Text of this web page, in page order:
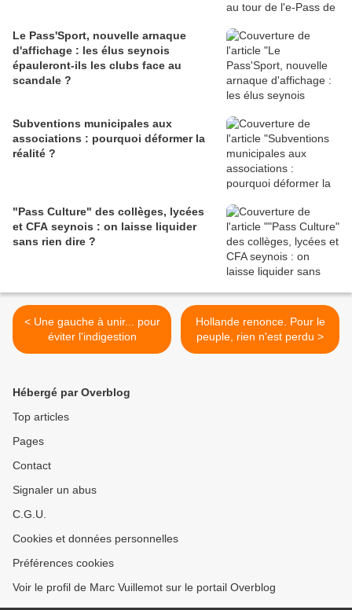
Le Pass'Sport, nouvelle arnaque
d'affichage : les élus seynois
épauleront-ils les clubs face au
scandale ?
Subventions municipales aux
associations : pourquoi déformer la
réalité ?
"Pass Culture" des collèges, lycées
et CFA seynois : on laisse liquider
sans rien dire ?
< Une gauche à unir... pour
éviter l'indigestion
Hollande renonce. Pour le
peuple, rien n'est perdu >
Hébergé par Overblog
Top articles
Pages
Contact
Signaler un abus
C.G.U.
Cookies et données personnelles
Préférences cookies
Voir le profil de Marc Vuillemot sur le portail Overblog